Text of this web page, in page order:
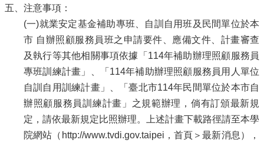
五、注意事項：
(一)就業安定基金補助專班、自訓自用班及民間單位於本
市 自辦照顧服務員班之申請要件、應備文件、計畫審查
及執行等其他相關事項依據「114年補助辦理照顧服務員
專班訓練計畫」、「114年補助辦理照顧服務員用人單位
自訓自用訓練計畫」、「臺北市114年民間單位於本市自
辦照顧服務員訓練計畫」之規範辦理，倘有訂頒最新規
定，請依最新規定比照辦理。上述計畫下載路徑請至本學
院網站（http://www.tvdi.gov.taipei，首頁＞最新消息），